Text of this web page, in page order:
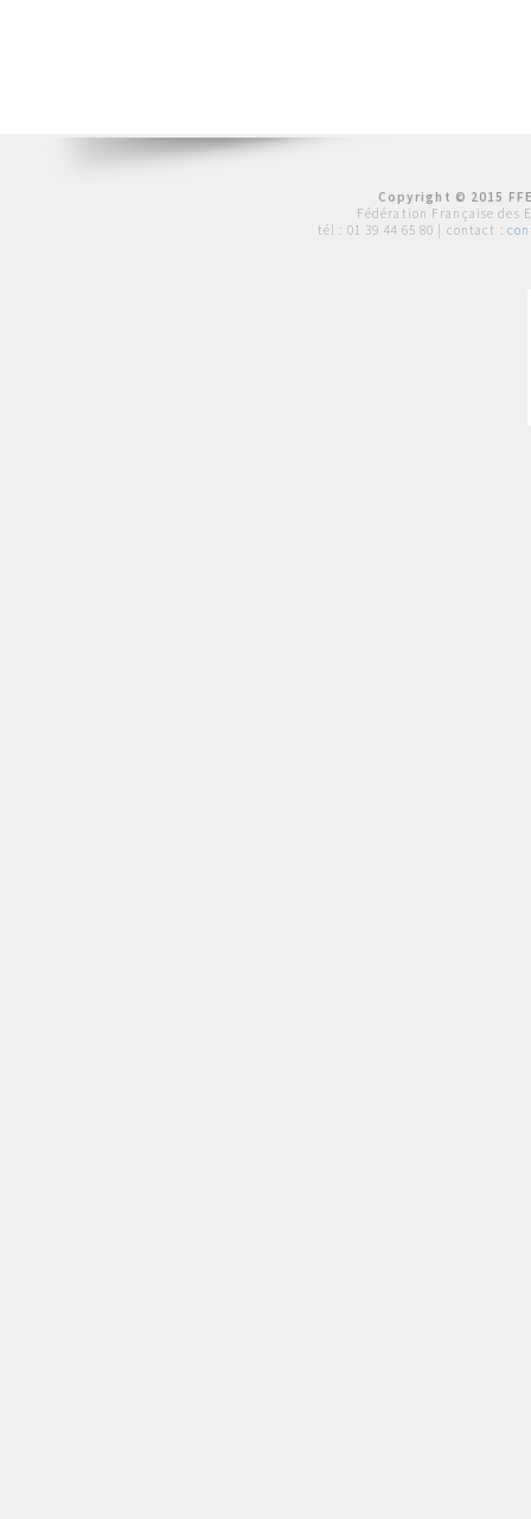
Copyright © 2015
Fédération Française des
tél : 01 39 44 65 80 | contact :